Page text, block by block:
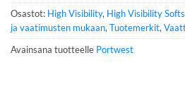
m
e
r
o
Osastot: High Visibility, High Visibility
ja vaatimusten mukaan, Tuotemerkit,
Avainsana tuotteelle Portwest